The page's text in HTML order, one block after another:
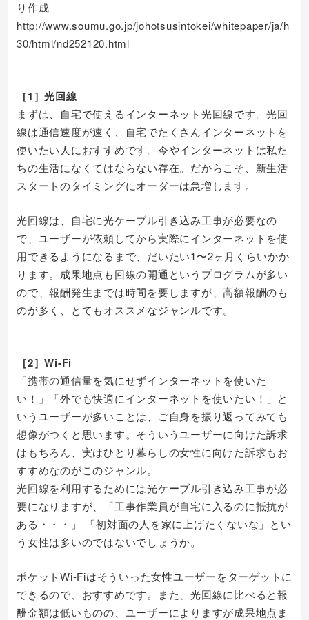
り作成
http://www.soumu.go.jp/johotsusintokei/whitepaper/ja/h
30/html/nd252120.html
［1］光回線
まずは、自宅で使えるインターネット光回線です。光回
線は通信速度が速く、自宅でたくさんインターネットを
使いたい人におすすめです。今やインターネットは私た
ちの生活になくてはならない存在。だからこそ、新生活
スタートのタイミングにオーダーは急増します。
光回線は、自宅に光ケーブル引き込み工事が必要なの
で、ユーザーが依頼してから実際にインターネットを使
用できるようになるまで、だいたい1〜2ヶ月くらいかか
ります。成果地点も回線の開通というプログラムが多い
ので、報酬発生までは時間を要しますが、高額報酬のも
のが多く、とてもオススメなジャンルです。
［2］Wi-Fi
「携帯の通信量を気にせずインターネットを使いた
い！」「外でも快適にインターネットを使いたい！」と
いうユーザーが多いことは、ご自身を振り返ってみても
想像がつくと思います。そういうユーザーに向けた訴求
はもちろん、実はひとり暮らしの女性に向けた訴求もお
すすめなのがこのジャンル。
光回線を利用するためには光ケーブル引き込み工事が必
要になりますが、「工事作業員が自宅に入るのに抵抗が
ある・・・」 「初対面の人を家に上げたくないな」とい
う女性は多いのではないでしょうか。
ポケットWi-Fiはそういった女性ユーザーをターゲットに
できるので、おすすめです。また、光回線に比べると報
酬金額は低いものの、ユーザーによりますが成果地点ま